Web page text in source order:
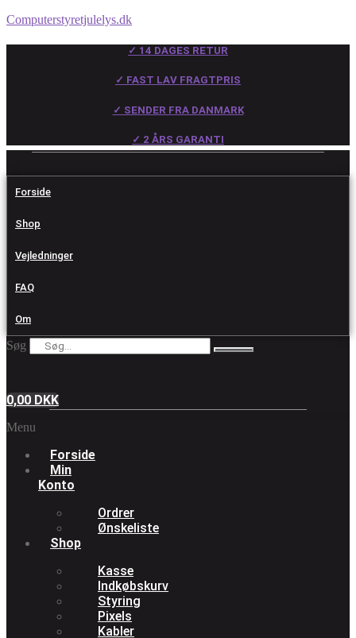
Computerstyretjulelys.dk
✓ 14 DAGES RETUR
✓ FAST LAV FRAGTPRIS
✓ SENDER FRA DANMARK
✓ 2 ÅRS GARANTI
Forside
Shop
Vejledninger
FAQ
Om
Søg
0,00 DKK
Menu
Forside
Min
Konto
Ordrer
Ønskeliste
Shop
Kasse
Indkøbskurv
Styring
Pixels
Kabler